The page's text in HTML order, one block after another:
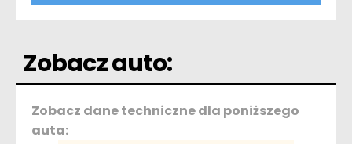
Zobacz auto:
Zobacz dane techniczne dla poniższego
auta: